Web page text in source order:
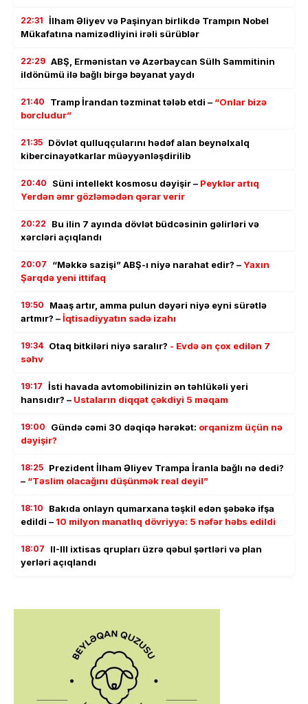
22:31 İlham Əliyev və Paşinyan birlikdə Trampın Nobel
Mükafatına namizədliyini irəli sürüblər
22:29 ABŞ, Ermənistan və Azərbaycan Sülh Sammitinin
ildönümü ilə bağlı birgə bəyanat yaydı
21:40 Tramp İrandan təzminat tələb etdi – “Onlar bizə
borcludur”
21:35 Dövlət qulluqçularını hədəf alan beynəlxalq
kibercinayətkarlar müəyyənləşdirilib
20:40 Süni intellekt kosmosu dəyişir – Peyklər artıq
Yerdən əmr gözləmədən qərar verir
20:22
Bu ilin 7 ayında dövlət büdcəsinin gəlirləri və
xərcləri açıqlandı
20:07 “Məkkə sazişi” ABŞ-ı niyə narahat edir? –Yaxın
Şərqdə yeni ittifaq
19:50
Maaş artır, amma pulun dəyəri niyə eyni sürətlə
artmır? –İqtisadiyyatın sadə izahı
19:34 Otaq bitkiləri niyə saralır? - Evdə ən çox edilən 7
səhv
19:17 İsti havada avtomobilinizin ən təhlükəli yeri
hansıdır? – Ustaların diqqət çəkdiyi 5 məqam
19:00 Gündə cəmi 30 dəqiqə hərəkət: orqanizm üçün nə
dəyişir?
18:25 Prezident İlham Əliyev Trampa İranla bağlı nə dedi?
– “Təslim olacağını düşünmək real deyil”
18:10
Bakıda onlayn qumarxana təşkil edən şəbəkə ifşa
edildi – 10 milyon manatlıq dövriyyə: 5 nəfər həbs edildi
18:07
II-III ixtisas qrupları üzrə qəbul şərtləri və plan
yerləri açıqlandı